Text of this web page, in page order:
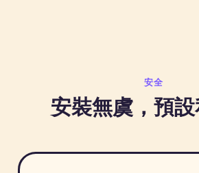
安全
安裝無虞，預設